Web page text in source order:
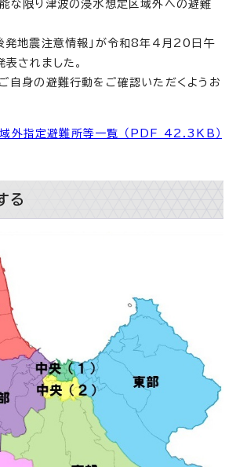
な限り津波の浸水想定区域外への避難
発地震注意情報」が令和8年4月20日午
されました。
自身の避難行動をご確認いただくようお
外指定避難所等一覧 （PDF 42.3KB）
る